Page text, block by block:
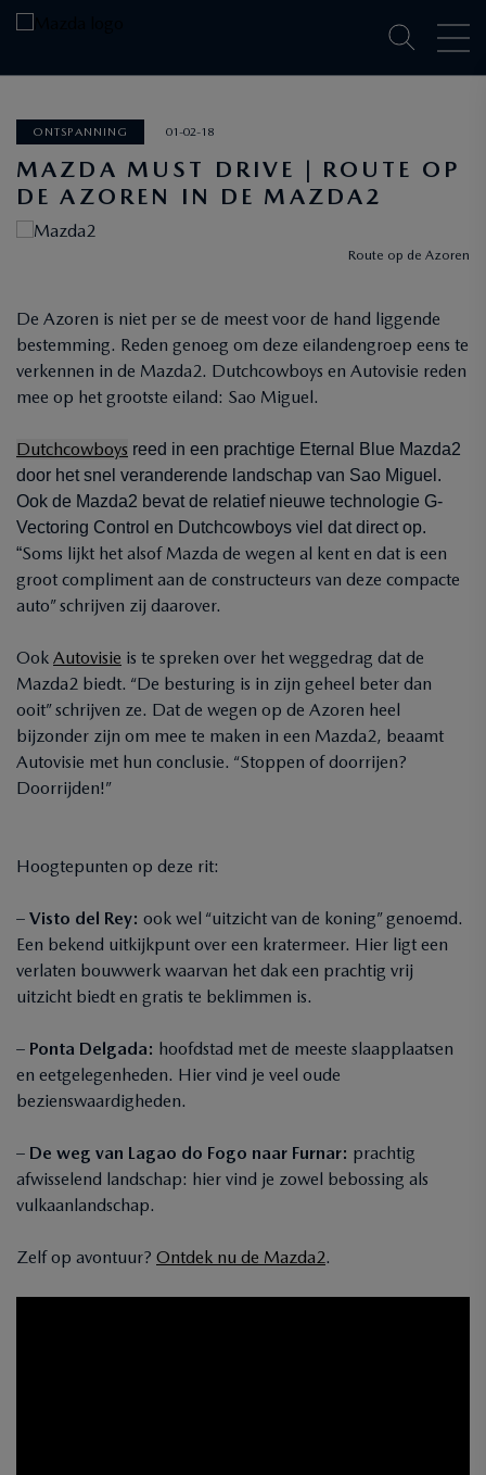
ONTSPANNING 01-02-18
MAZDA MUST DRIVE | ROUTE OP
DE AZOREN IN DE MAZDA2
Route op de Azoren
De Azoren is niet per se de meest voor de hand liggende
bestemming. Reden genoeg om deze eilandengroep eens te
verkennen in de Mazda2. Dutchcowboys en Autovisie reden
mee op het grootste eiland: Sao Miguel.
Dutchcowboys reed in een prachtige Eternal Blue Mazda2
door het snel veranderende landschap van Sao Miguel.
Ook de Mazda2 bevat de relatief nieuwe technologie G-
Vectoring Control en Dutchcowboys viel dat direct op.
“Soms lijkt het alsof Mazda de wegen al kent en dat is een
groot compliment aan de constructeurs van deze compacte
auto” schrijven zij daarover.
Ook Autovisie is te spreken over het weggedrag dat de
Mazda2 biedt. “De besturing is in zijn geheel beter dan
ooit” schrijven ze. Dat de wegen op de Azoren heel
bijzonder zijn om mee te maken in een Mazda2, beaamt
Autovisie met hun conclusie. “Stoppen of doorrijen?
Doorrijden!”
Hoogtepunten op deze rit:
– Visto del Rey: ook wel “uitzicht van de koning” genoemd.
Een bekend uitkijkpunt over een kratermeer. Hier ligt een
verlaten bouwwerk waarvan het dak een prachtig vrij
uitzicht biedt en gratis te beklimmen is.
– Ponta Delgada: hoofdstad met de meeste slaapplaatsen
en eetgelegenheden. Hier vind je veel oude
bezienswaardigheden.
– De weg van Lagao do Fogo naar Furnar: prachtig
afwisselend landschap: hier vind je zowel bebossing als
vulkaanlandschap.
Zelf op avontuur? Ontdek nu de Mazda2.